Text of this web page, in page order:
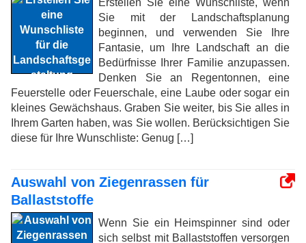
Erstellen Sie eine Wunschliste, wenn
Sie mit der Landschaftsplanung
beginnen, und verwenden Sie Ihre
Fantasie, um Ihre Landschaft an die
Bedürfnisse Ihrer Familie anzupassen.
Denken Sie an Regentonnen, eine
Feuerstelle oder Feuerschale, eine Laube oder sogar ein
kleines Gewächshaus. Graben Sie weiter, bis Sie alles in
Ihrem Garten haben, was Sie wollen. Berücksichtigen Sie
diese für Ihre Wunschliste: Genug […]
Auswahl von Ziegenrassen für
Ballaststoffe
Wenn Sie ein Heimspinner sind oder
sich selbst mit Ballaststoffen versorgen